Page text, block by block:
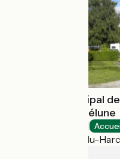
Camping municipal
Harcouët > La Sélune
Saint-Hilaire-du-